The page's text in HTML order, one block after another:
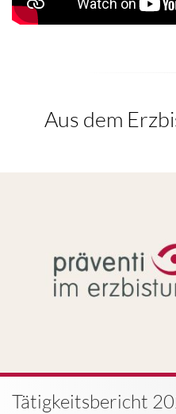
Aus dem
Tätigkeitsbericht